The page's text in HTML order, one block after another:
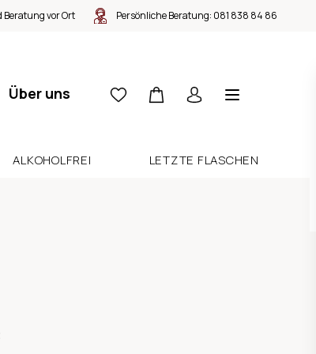
vor Ort Persönliche Beratung: 081 838 84 86
Über uns
ALKOHOLFREI LETZTE FLASCHEN